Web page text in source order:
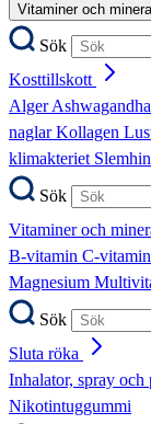
Vitaminer och
Sök
Kosttillskott
AlgerAshwagandha
naglarKollagen
klimakteriet
Sök
Vitaminer och
B-vitamin C-vitamin
Magnesium
Sök
Sluta röka
Inhalator, spray och
Nikotintuggummi